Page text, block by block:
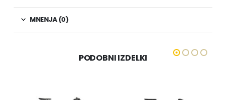
MNENJA (0)
PODOBNI IZDELKI